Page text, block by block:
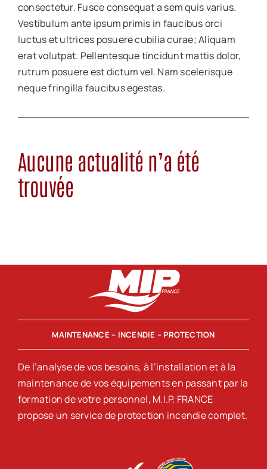
consectetur. Fusce consequat a sem quis varius.
Vestibulum ante ipsum primis in faucibus orci
luctus et ultrices posuere cubilia curae; Aliquam
erat volutpat. Pellentesque tincidunt mattis dolor,
rutrum posuere est dictum vel. Nam scelerisque
neque fringilla faucibus egestas.
Aucune actualité n’a été
trouvée
MAINTENANCE – INCENDIE – PROTECTION
De l’analyse de vos besoins, à l’installation et à la
maintenance de vos équipements en passant par la
formation de votre personnel, M.I.P. FRANCE
propose un service de protection incendie complet.